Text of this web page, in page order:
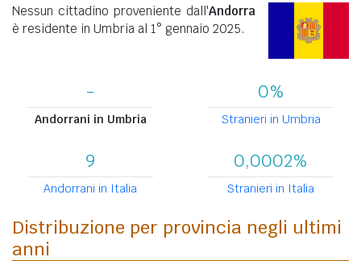
Nessun cittadino proveniente dall'Andorra
è residente in Umbria al 1° gennaio 2025.
-
Andorrani in Umbria
0%
Stranieri in Umbria
9
Andorrani in Italia
0,0002%
Stranieri in Italia
Distribuzione per provincia negli ultimi
anni